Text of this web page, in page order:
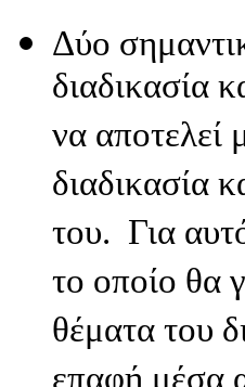
Δύο
διαδικασία
να αποτελεί
διαδικασία
του. Για
το οποίο θα
θέματα του